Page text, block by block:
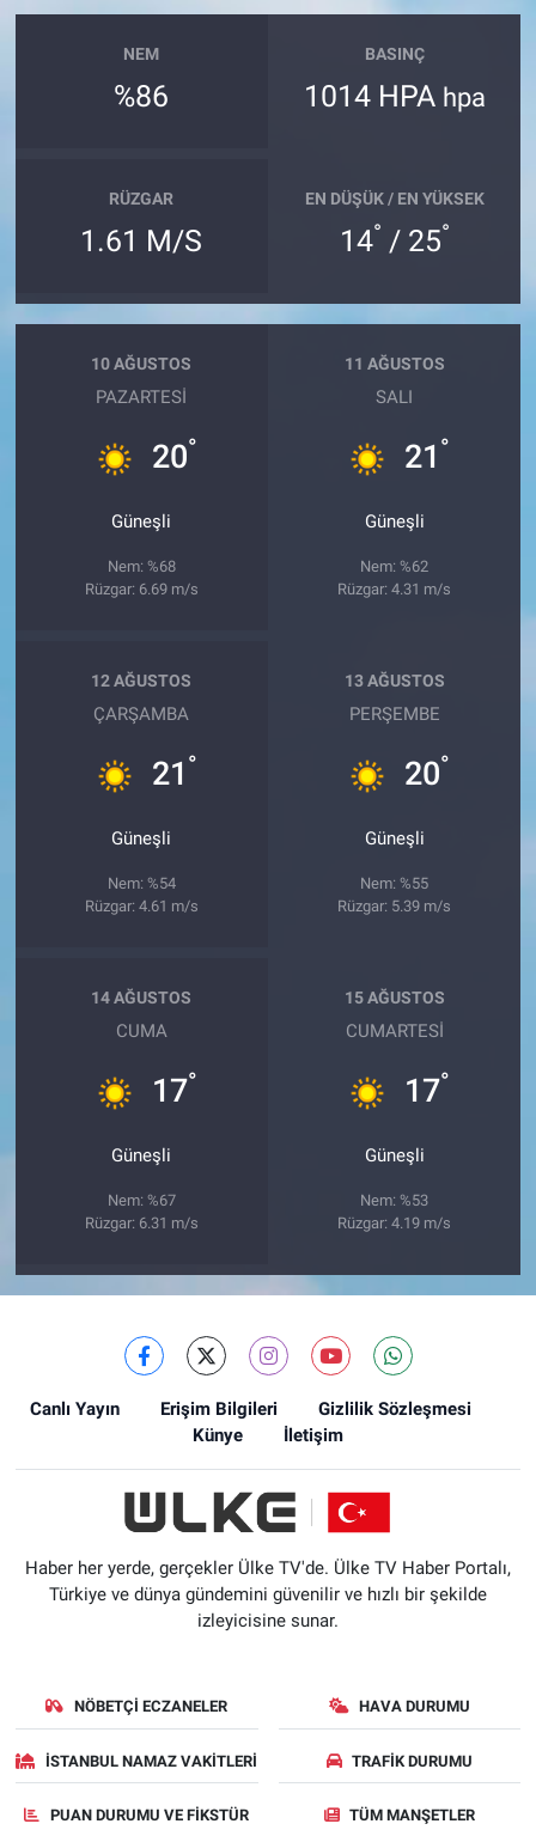
NEM
%86
BASINÇ
1014 HPA hpa
RÜZGAR
1.61 M/S
EN DÜŞÜK / EN YÜKSEK
14° / 25°
10 AĞUSTOS
PAZARTESI
20°
Güneşli
Nem: %68
Rüzgar: 6.69 m/s
11 AĞUSTOS
SALI
21 °
Güneşli
Nem: %62
Rüzgar: 4.31 m/s
12 AĞUSTOS
ÇARŞAMBA
21 °
Güneşli
Nem: %54
Rüzgar: 4.61 m/s
13 AĞUSTOS
PERŞEMBE
20°
Güneşli
Nem: %55
Rüzgar: 5.39 m/s
14 AĞUSTOS
CUMA
17°
Güneşli
Nem: %67
Rüzgar: 6.31 m/s
15 AĞUSTOS
CUMARTESI
17°
Güneşli
Nem: %53
Rüzgar: 4.19 m/s
Canlı Yayın Erişim Bilgileri
Gizlilik Sözleşmesi
Künye
İletişim
Haber her yerde, gerçekler Ülke TV'de. Ülke TV Haber Portalı,
Türkiye ve dünya gündemini güvenilir ve hızlı bir şekilde
izleyicisine sunar.
NÖBETÇI ECZANELER HAVA DURUMU
İSTANBUL NAMAZ VAKITLERI TRAFIK DURUMU
PUAN DURUMU VE FIKSTÜR TÜM MANŞETLER